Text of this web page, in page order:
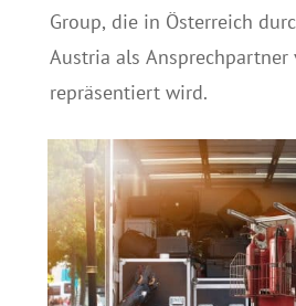
Group, die in Österreich
Austria als Ansprechpartner
repräsentiert wird.